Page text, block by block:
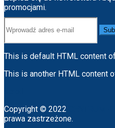
promocjami.
This is default HTML content
This is another HTML content
Copyright © 2022
prawa zastrzeżone.